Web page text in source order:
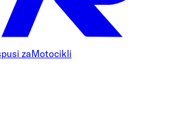
zaMotocikli